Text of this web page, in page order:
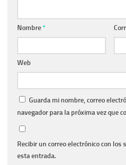
Nombre*
Web
Guarda mi nombre, correo
navegador para la próxima vez que
Recibir un correo electrónico con los
esta entrada.